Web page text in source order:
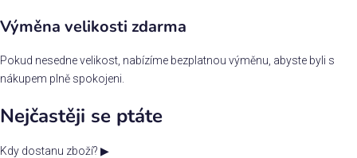
Výměna velikosti zdarma
Pokud nesedne velikost, nabízíme bezplatnou výměnu, abyste byli s
nákupem plně spokojeni.
Nejčastěji se ptáte
Kdy dostanu zboží? ▶